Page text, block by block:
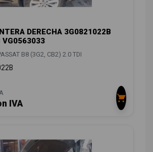
DERECHA 3G0821022B
VG0563033
B8 (3G2, CB2) 2.0 TDI
IVA